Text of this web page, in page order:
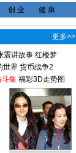
创 业 健 康
更多>>
震讲故事 红楼梦
世界 货币战争2
斗集 福彩3D走势图